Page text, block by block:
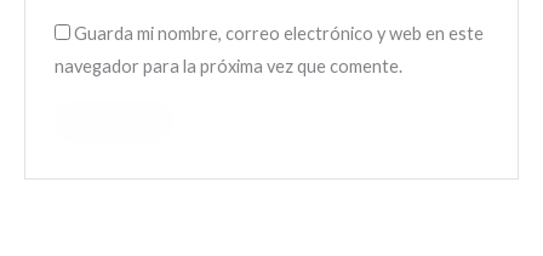
Guarda mi nombre, correo electrónico y web en este
navegador para la próxima vez que comente.